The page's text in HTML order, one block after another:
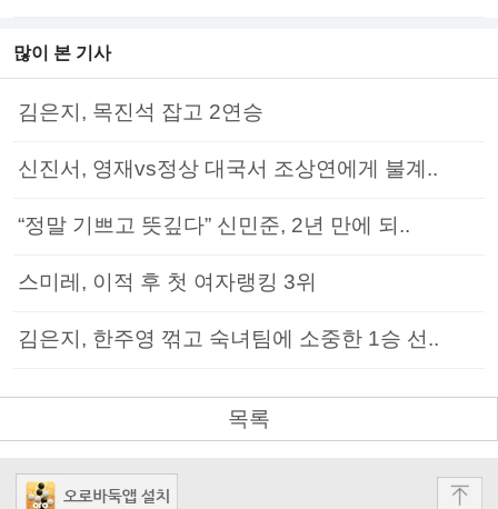
많이 본 기사
김은지, 목진석 잡고 2연승
신진서, 영재vs정상 대국서 조상연에게 불계..
“정말 기쁘고 뜻깊다” 신민준, 2년 만에 되..
스미레, 이적 후 첫 여자랭킹 3위
김은지, 한주영 꺾고 숙녀팀에 소중한 1승 선..
목록